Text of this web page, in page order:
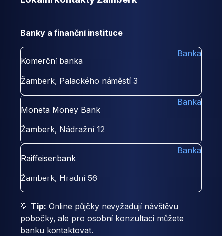
Banky a finanční instituce
Komerční banka
Žamberk, Palackého náměstí 3
Banka
Moneta Money Bank
Žamberk, Nádražní 12
Banka
Raiffeisenbank
Žamberk, Hradní 56
Banka
💡 Tip: Online půjčky nevyžadují návštěvu
pobočky, ale pro osobní konzultaci můžete
banku kontaktovat.